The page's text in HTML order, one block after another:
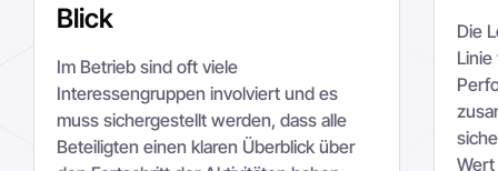
Blick
Im Betrieb sind oft viele
Interessengruppen involviert und es
muss sichergestellt werden, dass alle
Beteiligten einen klaren Überblick über
Die